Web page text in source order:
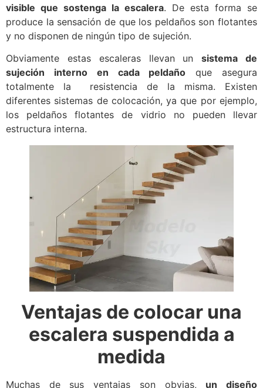
visible que sostenga la escalera. De esta forma se
produce la sensación de que los peldaños son flotantes
y no disponen de ningún tipo de sujeción.
Obviamente estas escaleras llevan unsistema de
sujeción interno en cada peldaño que asegura
totalmente la resistencia de la misma. Existen
diferentes sistemas de colocación, ya que por ejemplo,
los peldaños flotantes de vidrio no pueden llevar
estructura interna.
Ventajas de colocar una
escalera suspendida a
medida
Muchas de sus ventajas son obvias, un diseño